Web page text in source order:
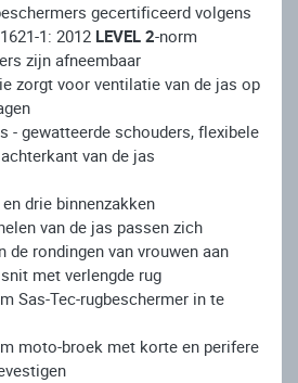
gecertificeerd volgens
1: 2012 LEVEL 2-norm
zijn afneembaar
zorgt voor ventilatie van de jas op
- gewatteerde schouders, flexibele
van de jas
drie binnenzakken
van de jas passen zich
de rondingen van vrouwen aan
met verlengde rug
Sas-Tec-rugbeschermer in te
moto-broek met korte en perifere